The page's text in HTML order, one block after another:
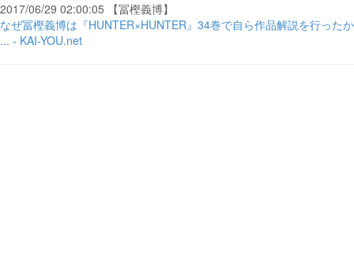
2017/06/29 02:00:05 【冨樫義博】
なぜ冨樫義博は『HUNTER×HUNTER』34巻で自ら作品解説を行ったか
... - KAI-YOU.net